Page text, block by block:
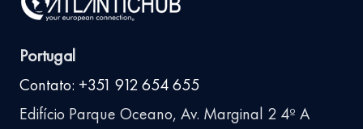
Portugal
Contato: +351 912 654 655
Edifício Parque Oceano, Av. Marginal 2 4º A